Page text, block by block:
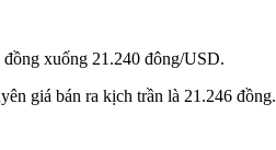
xuống 21.240 đông/USD.
giá bán ra kịch trần là 21.246 đồng.